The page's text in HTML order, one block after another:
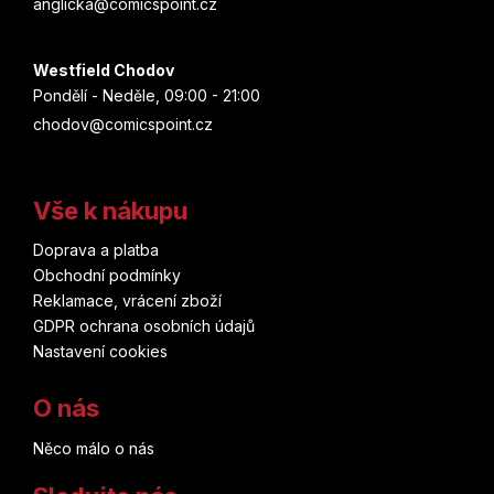
anglicka@comicspoint.cz
Westfield Chodov
Pondělí - Neděle, 09:00 - 21:00
chodov@comicspoint.cz
Vše k nákupu
Doprava a platba
Obchodní podmínky
Reklamace, vrácení zboží
GDPR ochrana osobních údajů
Nastavení cookies
O nás
Něco málo o nás